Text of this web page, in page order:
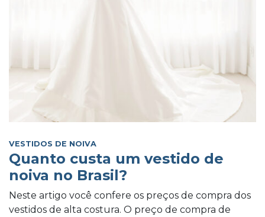
VESTIDOS DE NOIVA
Quanto custa um vestido de
noiva no Brasil?
Neste artigo você confere os preços de compra dos
vestidos de alta costura. O preço de compra de